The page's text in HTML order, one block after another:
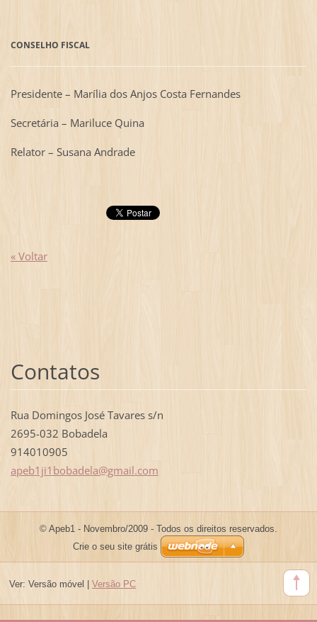
CONSELHO FISCAL
Presidente– Marília dos Anjos Costa Fernandes
Secretária – Mariluce Quina
Relator – Susana Andrade
« Voltar
Contatos
Rua Domingos José Tavares s/n
2695-032 Bobadela
914010905
apeb1ji1 bobadela@gmail.com
© Apeb1 - Novembro/2009 - Todos os direitos reservados.
Crie o seu site grátis
Ver: Versão móvel | Versão PC